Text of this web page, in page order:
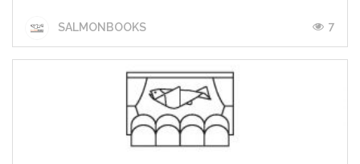
SALMONBOOKS 7